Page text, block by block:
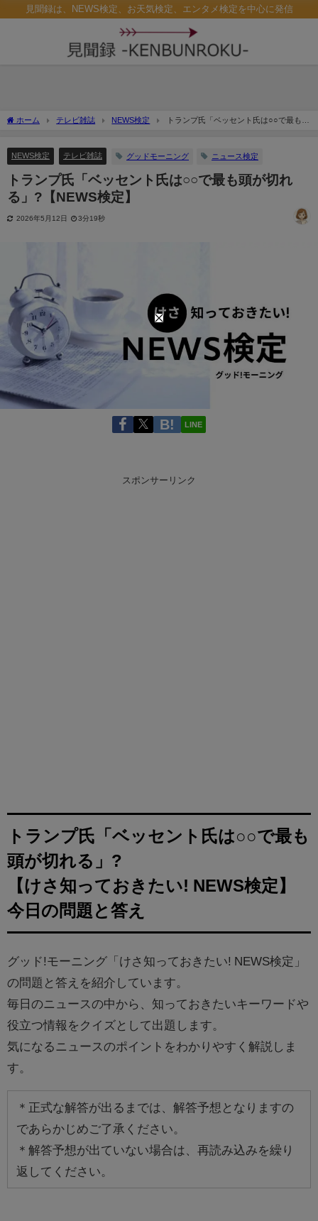
見聞録は、NEWS検定、お天気検定、エンタメ検定を中心に発信
ホーム テレビ雑誌 NEWS検定
トランプ氏「ベッセント氏は○○で最も頭
NEWS検定 テレビ雑誌 グッドモーニング ニュース検定
トランプ氏「ベッセント氏は○○で最も頭が切れ
る」?【NEWS検定】
2026年5月12日 3分19秒
LINE
スポンサーリンク
トランプ氏「ベッセント氏は○○で最も
頭が切れる」?
【けさ知っておきたい! NEWS検定】
今日の問題と答え
グッド!モーニング「けさ知っておきたい! NEWS検定」
の問題と答えを紹介しています。
毎日のニュースの中から、知っておきたいキーワードや
役立つ情報をクイズとして出題します。
気になるニュースのポイントをわかりやすく解説しま
す。
＊正式な解答が出るまでは、解答予想となりますの
であらかじめご了承ください。
＊解答予想が出ていない場合は、再読み込みを繰り
返してください。